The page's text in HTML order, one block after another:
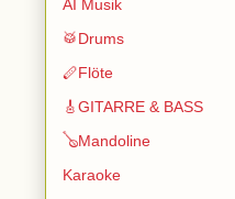
AI Musik
🥁Drums
🪈Flöte
🎸GITARRE & BASS
🪕Mandoline
Karaoke